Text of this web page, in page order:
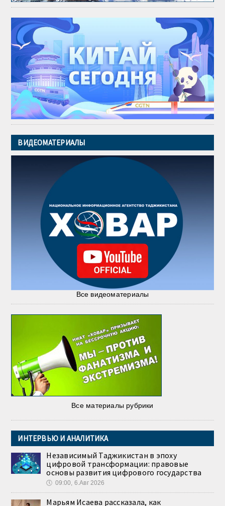
ВИДЕОМАТЕРИАЛЫ
Все видеоматериалы
Все материалы рубрики
ИНТЕРВЬЮ И АНАЛИТИКА
Независимый Таджикистан в эпоху
цифровой трансформации: правовые
основы развития цифрового государства
🕔 09:00, 6.Авг 2026
Марьям Исаева рассказала, как